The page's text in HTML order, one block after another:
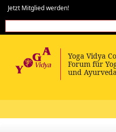
Jetzt Mitglied werden!